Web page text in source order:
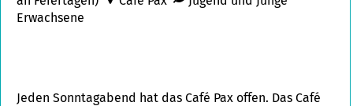
Jeden Sonntagabend hat das Café Pax offen. Das Café
Erwachsene